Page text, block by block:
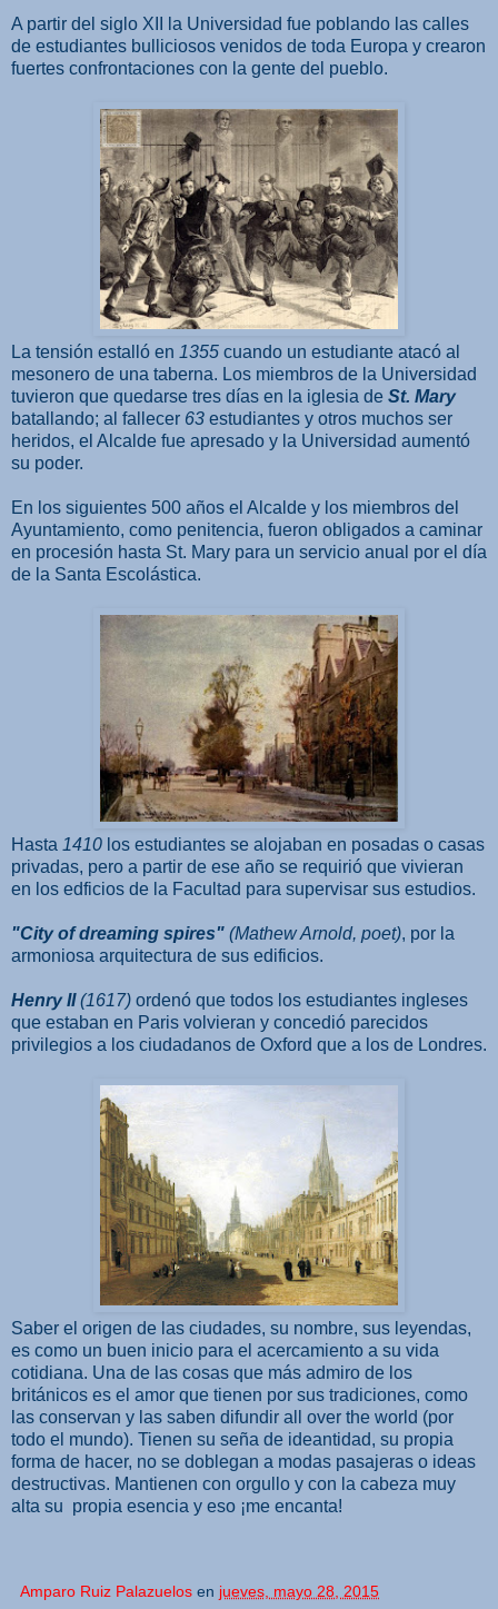
A partir del siglo XII la Universidad fue poblando las calles
de estudiantes bulliciosos venidos de toda Europa y crearon
fuertes confrontaciones con la gente del pueblo.
La tensión estalló en 1355 cuando un estudiante atacó al
mesonero de una taberna. Los miembros de la Universidad
tuvieron que quedarse tres días en la iglesia de St. Mary
batallando; al fallecer 63 estudiantes y otros muchos ser
heridos, el Alcalde fue apresado y la Universidad aumentó
su poder.
En los siguientes 500 años el Alcalde y los miembros del
Ayuntamiento, como penitencia, fueron obligados a caminar
en procesión hasta St. Mary para un servicio anual por el día
de la Santa Escolástica.
Hasta 1410 los estudiantes se alojaban en posadas o casas
privadas, pero a partir de ese año se requirió que vivieran
en los edficios de la Facultad para supervisar sus estudios.
"City of dreaming spires" (Mathew Arnold, poet), por la
armoniosa arquitectura de sus edificios.
Henry II(1617) ordenó que todos los estudiantes ingleses
que estaban en Paris volvieran y concedió parecidos
privilegios a los ciudadanos de Oxford que a los de Londres.
Saber el origen de las ciudades, su nombre, sus leyendas,
es como un buen inicio para el acercamiento a su vida
cotidiana. Una de las cosas que más admiro de los
británicos es el amor que tienen por sus tradiciones, como
las conservan y las saben difundir all over the world (por
todo el mundo). Tienen su seña de ideantidad, su propia
forma de hacer, no se doblegan a modas pasajeras o ideas
destructivas. Mantienen con orgullo y con la cabeza muy
alta su propia esencia y eso ¡me encanta!
Amparo Ruiz Palazuelos en jueves, mayo 28, 2015